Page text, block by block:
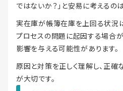
ではないか？」と安易に考えるの
実在庫が帳簿在庫を上回る状況
プロセスの問題に起因する場合
影響を与える可能性があります。
原因と対策を正しく理解し、正
が大切です。